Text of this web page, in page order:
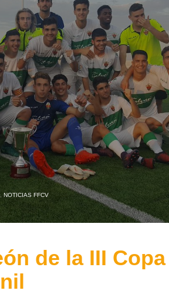
NOTICIAS FFCV
de la III Copa